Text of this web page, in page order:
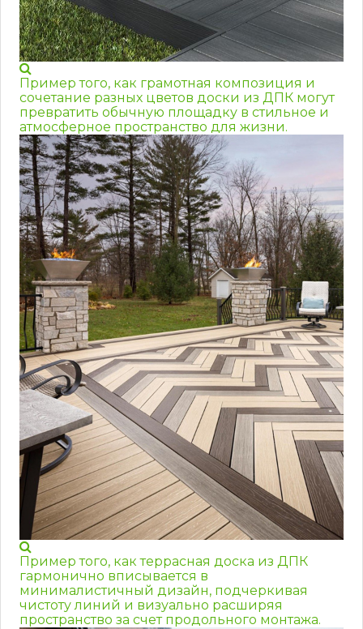
Пример того, как грамотная композиция и
сочетание разных цветов доски из ДПК могут
превратить обычную площадку в стильное и
атмосферное пространство для жизни.
Пример того, как террасная доска из ДПК
гармонично вписывается в
минималистичный дизайн, подчеркивая
чистоту линий и визуально расширяя
пространство за счет продольного монтажа.